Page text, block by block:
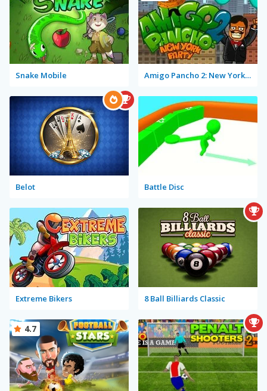
Snake Mobile Amigo Pancho 2: New York Party
Belot Battle Disc
Extreme Bikers 8 Ball Billiards Classic
4.7